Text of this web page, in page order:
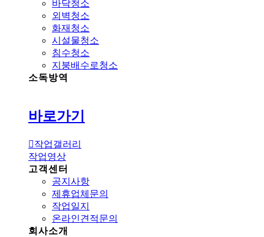
바닥청소
외벽청소
화재청소
시설물청소
침수청소
지붕배수로청소
소독방역
바로가기
작업갤러리
작업영상
고객센터
공지사항
제휴업체문의
작업일지
온라인견적문의
회사소개